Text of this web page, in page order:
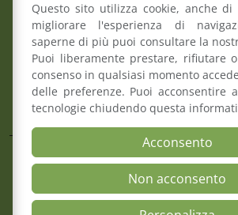
7 Agosto 2026
Avviso Pubblico Per
Avvocati Esterni
Incarichi Di Patrocinio
Romagna
Consultazione Albo
Formazione
Comitato pari
Mediazione
Organismo di composizione
Mappa del sito
Contatti
Meccanismo di Feedback
Dichiarazione di
Privacy Policy & Cookie
Questo sito utilizza cookie, anche
migliorare l'esperienza di
saperne di più puoi consultare la
Puoi liberamente prestare, rifiutare
consenso in qualsiasi momento
delle preferenze. Puoi acconsentire
tecnologie chiudendo questa
Acconsento
Non acconsento